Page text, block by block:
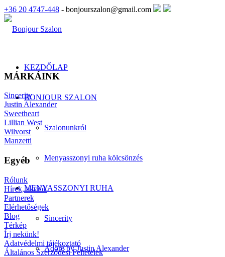
+36 20 4747-448 - bonjourszalon@gmail.com
KEZDŐLAP
BONJOUR SZALON
Szalonunkról
Menyasszonyi ruha kölcsönzés
MENYASSZONYI RUHA
Sincerity
Adore by Justin Alexander
MÁRKÁINK
Sincerity
Justin Alexander
Sweetheart
Lillian West
Wilvorst
Manzetti
Egyéb
Rólunk
Hírek, akciók
Partnerek
Elérhetőségek
Blog
Térkép
Írj nekünk!
Adatvédelmi tájékoztató
Általános Szerződési Feltételek